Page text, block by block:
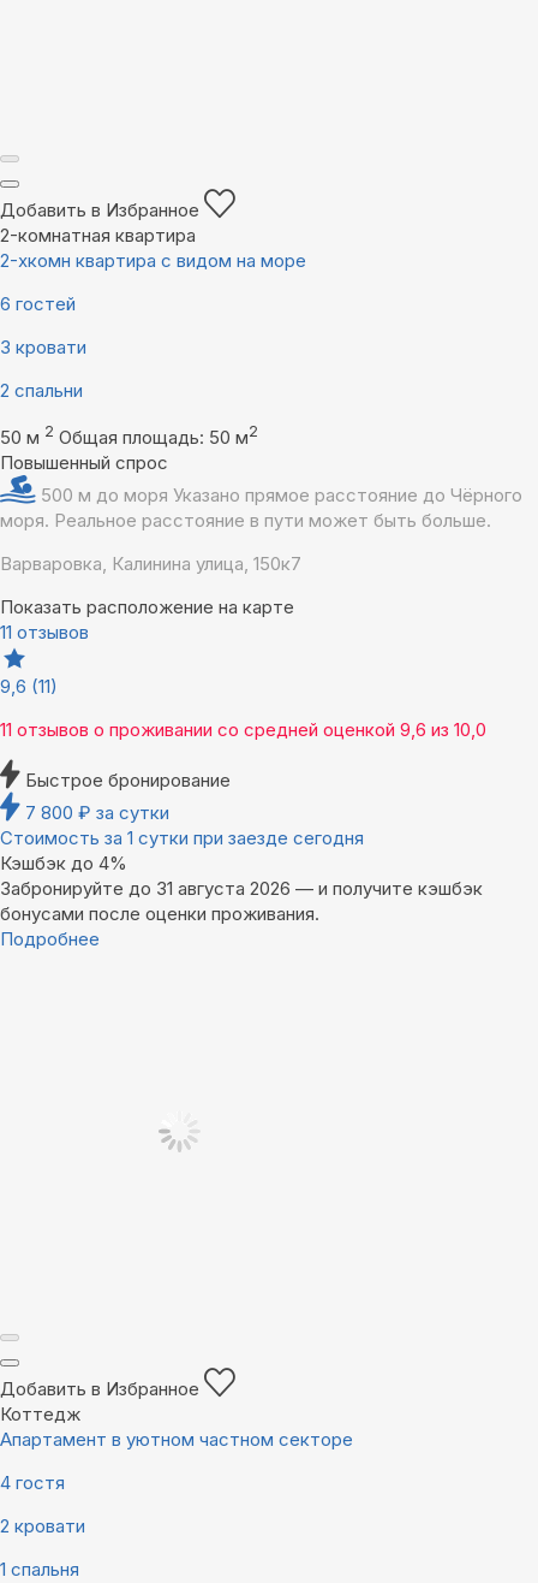
Добавить в Избранное
2-комнатная квартира
2-хкомн квартира с видом на море
6 гостей
3 кровати
2 спальни
50 м 2 Общая площадь: 50 м2
Повышенный спрос
500 м до моря Указано прямое расстояние до Чёрного
моря. Реальное расстояние в пути может быть больше.
Варваровка, Калинина улица, 150к7
Показать расположение на карте
11 отзывов
9,6 (11)
11 отзывов о проживании со средней оценкой 9,6 из 10,0
Быстрое бронирование
7 800 ₽ за сутки
Стоимость за 1 сутки при заезде сегодня
Кэшбэк до 4%
Забронируйте до 31 августа 2026 — и получите кэшбэк
бонусами после оценки проживания.
Подробнее
Добавить в Избранное
Коттедж
Апартамент в уютном частном секторе
4 гостя
2 кровати
1 спальня